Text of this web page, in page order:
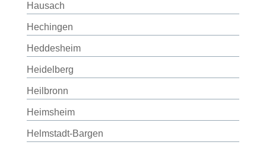
Hausach
Hechingen
Heddesheim
Heidelberg
Heilbronn
Heimsheim
Helmstadt-Bargen